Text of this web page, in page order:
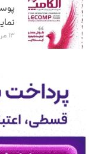
نمایشگاه ۹
۱۳ مرداد ۱۴۰۵